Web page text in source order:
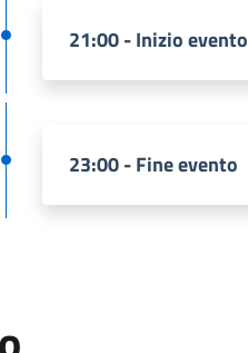
21:00 - Inizio evento
23:00 - Fine evento